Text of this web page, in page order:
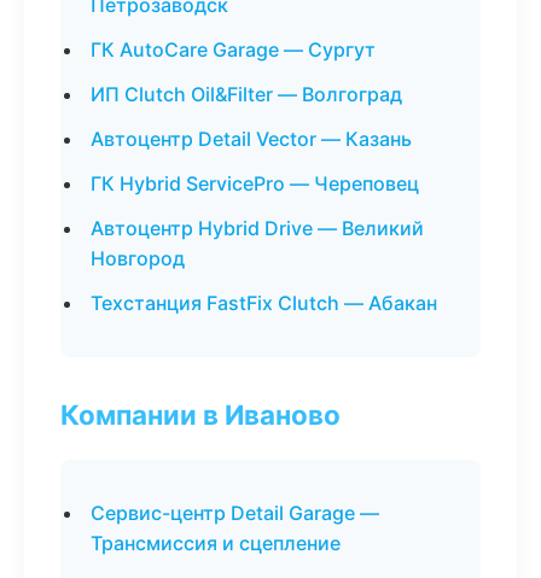
Петрозаводск
ГК AutoCare Garage — Сургут
ИП Clutch Oil&Filter — Волгоград
Автоцентр Detail Vector — Казань
ГК Hybrid ServicePro — Череповец
Автоцентр Hybrid Drive — Великий
Новгород
Техстанция FastFix Clutch — Абакан
Компании в Иваново
Сервис-центр Detail Garage —
Трансмиссия и сцепление